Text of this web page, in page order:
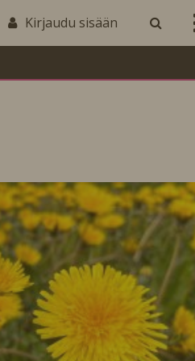
Kirjaudu sisään